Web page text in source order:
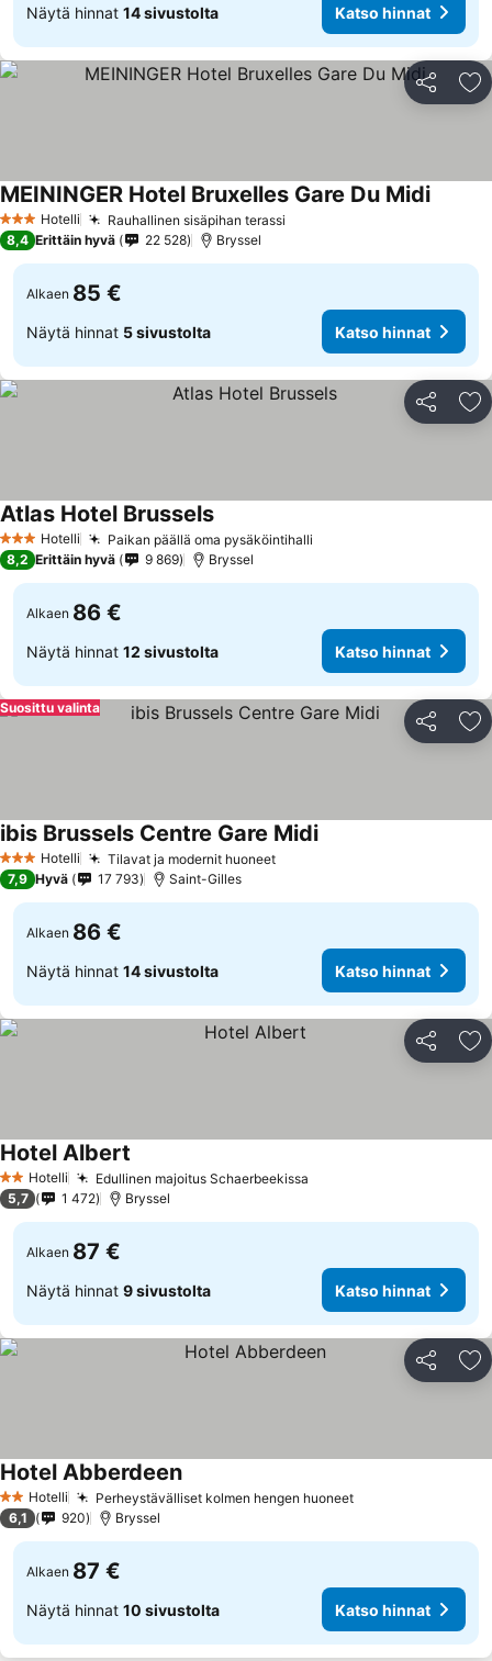
Näytä hinnat 14 sivustolta Katso hinnat
Jaa
3 Tähtiluokitus
Hotelli Rauhallinen sisäpihan terassi
MEININGER Hotel Bruxelles Gare Du MidiKatso
8,4 Erittäin hyvä 22 528 Bryssel
Alkaen 85 €
Näytä hinnat 5 sivustolta Katso hinnat
Jaa
3 Tähtiluokitus
Hotelli Paikan päällä oma pysäköintihalli
Atlas Hotel BrusselsKatso hinnat
8,2 Erittäin hyvä 9 869 Bryssel
Alkaen 86 €
Näytä hinnat 12 sivustolta Katso hinnat
Jaa
Suosittu valinta
3 Tähtiluokitus
Hotelli Tilavat ja modernit huoneetKatso hinnat
ibis Brussels Centre Gare MidiKatso hinnat
7,9 Hyvä 17 793 Saint-Gilles
Alkaen 86 €
Näytä hinnat 14 sivustolta Katso hinnat
Jaa
2 Tähtiluokitus
Hotelli Edullinen majoitus Schaerbeekissa
Hotel Albert
5,7 1 472 Bryssel
Alkaen 87 €
Näytä hinnat 9 sivustolta Katso hinnat
Jaa
2 Tähtiluokitus
Hotelli Perheystävälliset kolmen hengen huoneetKatso hinnat
Hotel AbberdeenKatso hinnat
6,1 920 Bryssel
Alkaen 87 €
Näytä hinnat 10 sivustolta Katso hinnat